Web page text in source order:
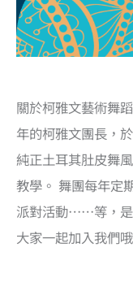
關於柯雅文藝術舞
年的柯雅文團長，
純正土耳其肚皮舞
教學。 舞團每年定
派對活動……等，是
大家一起加入我們哦